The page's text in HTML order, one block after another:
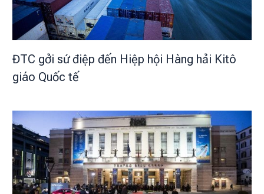
ĐTC gởi sứ điệp đến Hiệp hội Hàng hải Kitô
giáo Quốc tế